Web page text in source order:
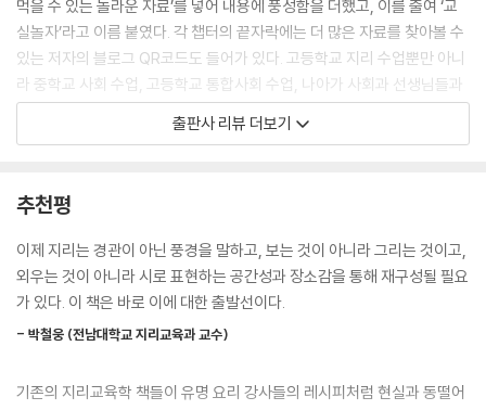
먹을 수 있는 놀라운 자료’를 넣어 내용에 풍성함을 더했고, 이를 줄여 ‘교
실놀자’라고 이름 붙였다. 각 챕터의 끝자락에는 더 많은 자료를 찾아볼 수
있는 저자의 블로그 QR코드도 들어가 있다. 고등학교 지리 수업뿐만 아니
라 중학교 사회 수업, 고등학교 통합사회 수업, 나아가 사회과 선생님들과
수업을 하는 모든 사람에게 도움이 될 내용으로 꽉꽉 채웠다.
천이자 수업의 동기요, 강단에 선 교사라면 당연한 바람일 것이다. 이 책은
현직 교사들에게는 학생참여형 수업의 실전으로 바로 응용할 수 있고, 예
비 교사들에게는 살아 있는 수업의 표본으로 삼을 수 있도록 집필되었다.
‘수업 콘서트’라는 책 제목은 딱딱한 강의실이 으레 그러하듯 뒷자리부터
저자의 마음을 대변한다. 2018년부터 권장되기 시작한 학생참여형 수업
한 노하우와 경험이 가득한 이 책의 일독을 권한다.
출판사 리뷰 더보기
추천평
이제 지리는 경관이 아닌 풍경을 말하고, 보는 것이 아니라 그리는 것이고,
외우는 것이 아니라 시로 표현하는 공간성과 장소감을 통해 재구성될 필요
가 있다. 이 책은 바로 이에 대한 출발선이다.
- 박철웅 (전남대학교 지리교육과 교수)
기존의 지리교육학 책들이 유명 요리 강사들의 레시피처럼 현실과 동떨어